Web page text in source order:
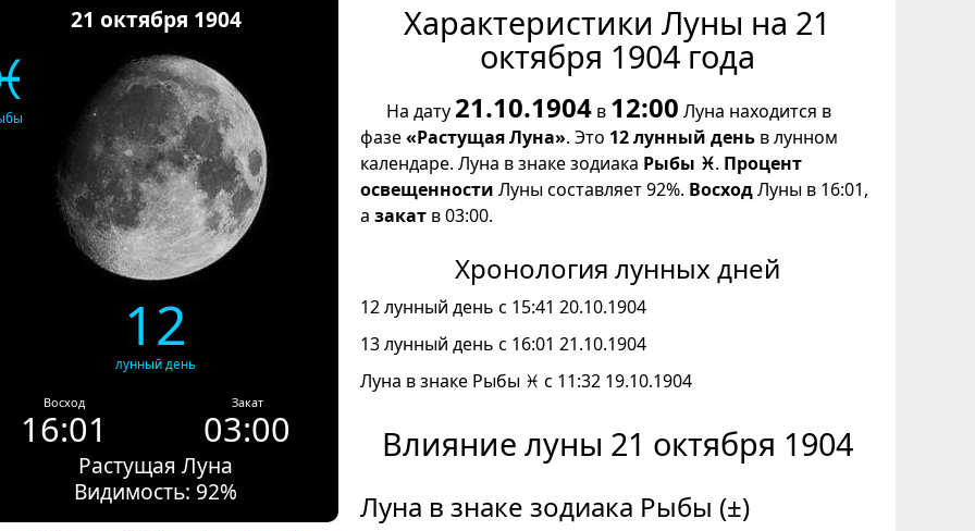
21 октября 1904
12
лунный день
Восход
16:01
Закат
03:00
Растущая Луна
Видимость: 92%
Характеристики Луны на 21
октября 1904 года
На дату 21.10.1904 в 12:00 Луна находится в
фазе«Растущая Луна». Это 12 лунный день в лунном
календаре. Луна в знаке зодиака Рыбы ♓. Процент
освещенности Луны составляет 92%. ВосходЛуны в 16:01,
а закат в 03:00.
Хронология лунных дней
12 лунный день с 15:41 20.10.1904
13 лунный день с 16:01 21.10.1904
Луна в знаке Рыбы ♓ с 11:32 19.10.1904
Влияние луны 21 октября 1904
Луна в знаке зодиака Рыбы (±)